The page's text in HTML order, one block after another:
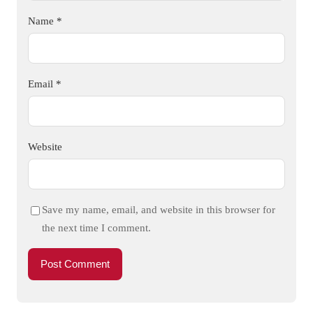
Name *
Email *
Website
Save my name, email, and website in this browser for
the next time I comment.